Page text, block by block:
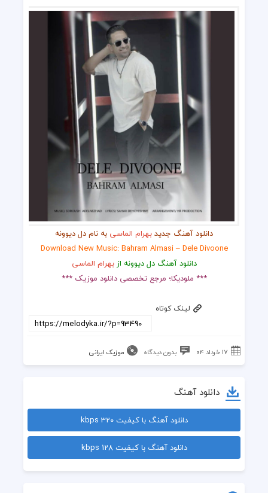
دانلود آهنگ جدیدبهرام الماسی به نام دل دیوونه
Download New Music: Bahram Almasi – Dele Divoone
دانلود آهنگ دل دیوونه ازبهرام الماسی
*** ملودیکا؛ مرجع تخصصی دانلود موزیک ***
لینک کوتاه
۱۷ خرداد ۰۴ بدون دیدگاه موزیک ایرانی
دانلود آهنگ
دانلود آهنگ با کیفیت 320 kbps
دانلود آهنگ با کیفیت 128 kbps